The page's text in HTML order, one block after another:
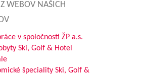
WEBOV NAŠICH
v spoločnosti ŽP a.s.
Ski, Golf & Hotel
špeciality Ski, Golf &